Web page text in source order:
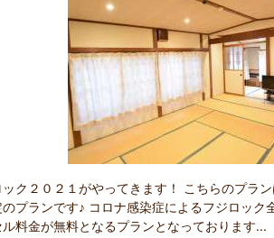
ック２０２１がやってきます！ こちらのプラ
プランです♪ コロナ感染症によるフジロック
ル料金が無料となるプランとなっております...